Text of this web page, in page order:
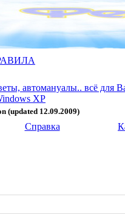
автомануалы.. всё для
XP
(updated 12.09.2009)
Справка